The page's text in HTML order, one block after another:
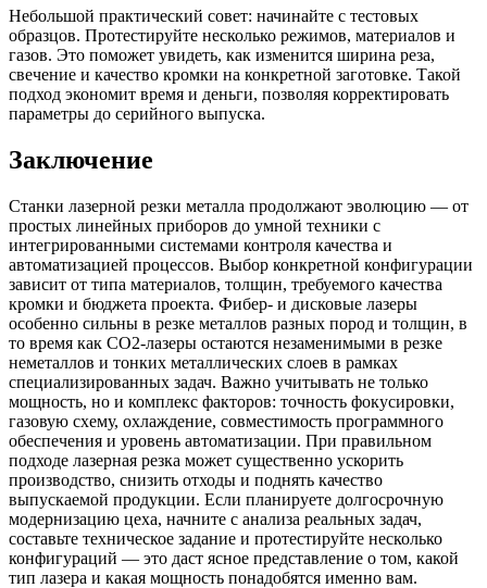
Небольшой практический совет: начинайте с тестовых
образцов. Протестируйте несколько режимов, материалов и
газов. Это поможет увидеть, как изменится ширина реза,
свечение и качество кромки на конкретной заготовке. Такой
подход экономит время и деньги, позволяя корректировать
параметры до серийного выпуска.
Заключение
Станки лазерной резки металла продолжают эволюцию — от
простых линейных приборов до умной техники с
интегрированными системами контроля качества и
автоматизацией процессов. Выбор конкретной конфигурации
зависит от типа материалов, толщин, требуемого качества
кромки и бюджета проекта. Фибер‑ и дисковые лазеры
особенно сильны в резке металлов разных пород и толщин, в
то время как CO2-лазеры остаются незаменимыми в резке
неметаллов и тонких металлических слоев в рамках
специализированных задач. Важно учитывать не только
мощность, но и комплекс факторов: точность фокусировки,
газовую схему, охлаждение, совместимость программного
обеспечения и уровень автоматизации. При правильном
подходе лазерная резка может существенно ускорить
производство, снизить отходы и поднять качество
выпускаемой продукции. Если планируете долгосрочную
модернизацию цеха, начните с анализа реальных задач,
составьте техническое задание и протестируйте несколько
конфигураций — это даст ясное представление о том, какой
тип лазера и какая мощность понадобятся именно вам.